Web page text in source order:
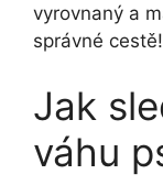
vyrovnaný ‌a
správné cestě!
Jak
váhu